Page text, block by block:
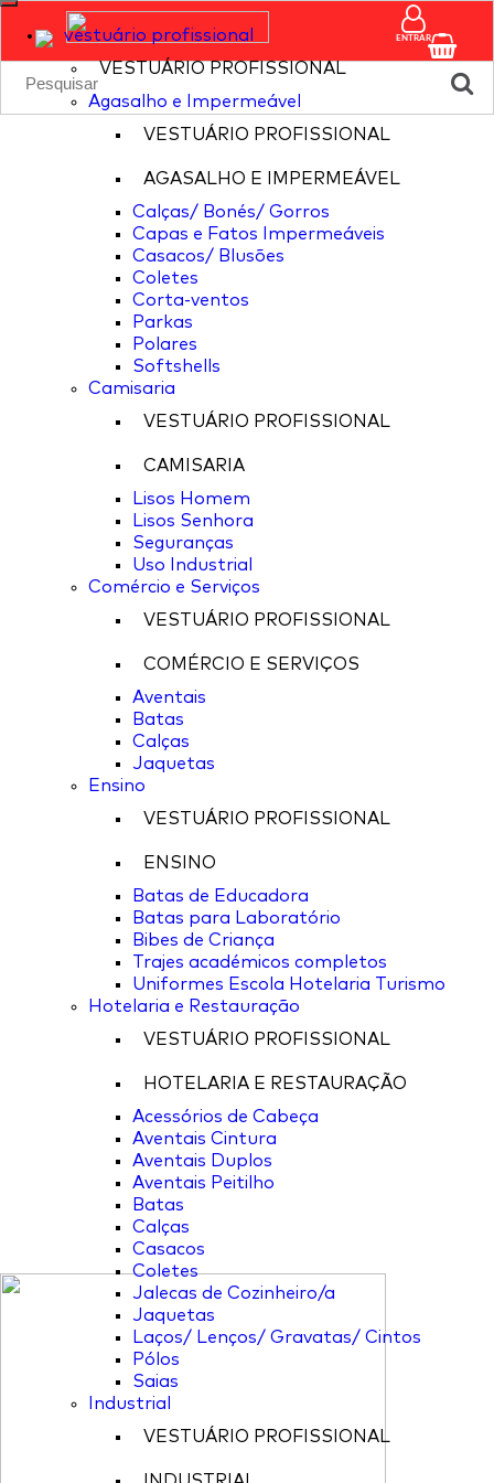
vestuário profissional
VESTUÁRIO PROFISSIONAL
Agasalho e Impermeável
VESTUÁRIO PROFISSIONAL
AGASALHO E IMPERMEÁVEL
Calças/ Bonés/ Gorros
Capas e Fatos Impermeáveis
Casacos/ Blusões
Coletes
Corta-ventos
Parkas
Polares
Softshells
Camisaria
VESTUÁRIO PROFISSIONAL
CAMISARIA
Lisos Homem
Lisos Senhora
Seguranças
Uso Industrial
Comércio e Serviços
VESTUÁRIO PROFISSIONAL
COMÉRCIO E SERVIÇOS
Aventais
Batas
Calças
Jaquetas
Ensino
VESTUÁRIO PROFISSIONAL
ENSINO
Batas de Educadora
Batas para Laboratório
Bibes de Criança
Trajes académicos completos
Uniformes Escola Hotelaria Turismo
Hotelaria e Restauração
VESTUÁRIO PROFISSIONAL
HOTELARIA E RESTAURAÇÃO
Acessórios de Cabeça
Aventais Cintura
Aventais Duplos
Aventais Peitilho
Batas
Calças
Casacos
Coletes
Jalecas de Cozinheiro/a
Jaquetas
Laços/ Lenços/ Gravatas/ Cintos
Pólos
Saias
Industrial
VESTUÁRIO PROFISSIONAL
ENTRAR